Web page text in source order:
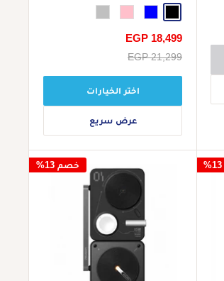
سعر
EGP 18,499
سعر
EGP 21,299
اختر الخيارات
عرض سريع
خصم 13%